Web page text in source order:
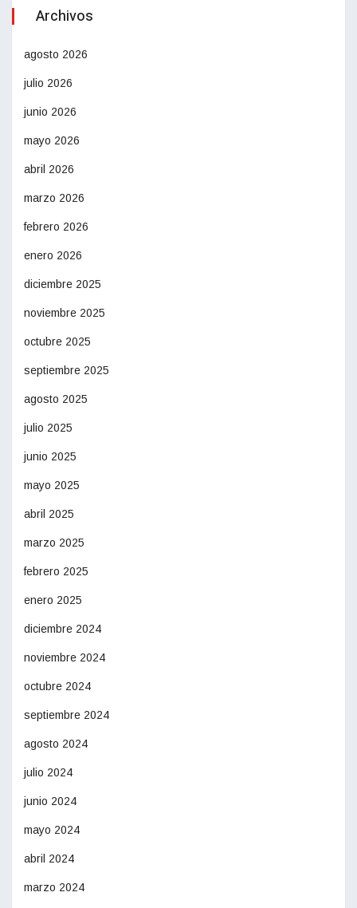
Archivos
agosto 2026
julio 2026
junio 2026
mayo 2026
abril 2026
marzo 2026
febrero 2026
enero 2026
diciembre 2025
noviembre 2025
octubre 2025
septiembre 2025
agosto 2025
julio 2025
junio 2025
mayo 2025
abril 2025
marzo 2025
febrero 2025
enero 2025
diciembre 2024
noviembre 2024
octubre 2024
septiembre 2024
agosto 2024
julio 2024
junio 2024
mayo 2024
abril 2024
marzo 2024